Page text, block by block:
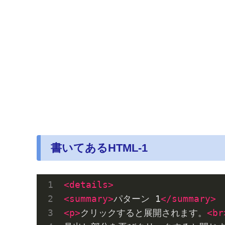
書いてあるHTML-1
<details>
<summary>パターン 1</summary>
<p>クリックすると展開されます。 <br